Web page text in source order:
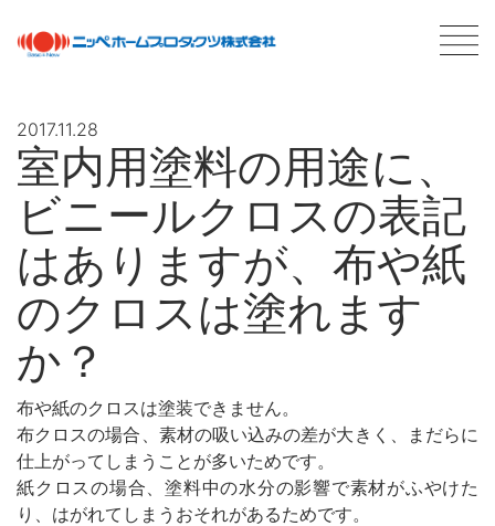
最新情報 NEWS
商品情報 PRODUCTS
会社案内 ABOUT US
会社概要
ネットワーク
塗料について ABOUT PAINT
基礎知識
MOVIE
2017.11.28
室内用塗料の用途に、
ビニールクロスの表記
はありますが、布や紙
のクロスは塗れます
か？
布や紙のクロスは塗装できません。
布クロスの場合、素材の吸い込みの差が大きく、まだらに
仕上がってしまうことが多いためです。
紙クロスの場合、塗料中の水分の影響で素材がふやけた
り、はがれてしまうおそれがあるためです。